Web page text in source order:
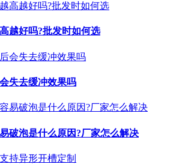
越好吗?批发时如何选
失去缓冲效果吗
破泡是什么原因?厂家怎么解决